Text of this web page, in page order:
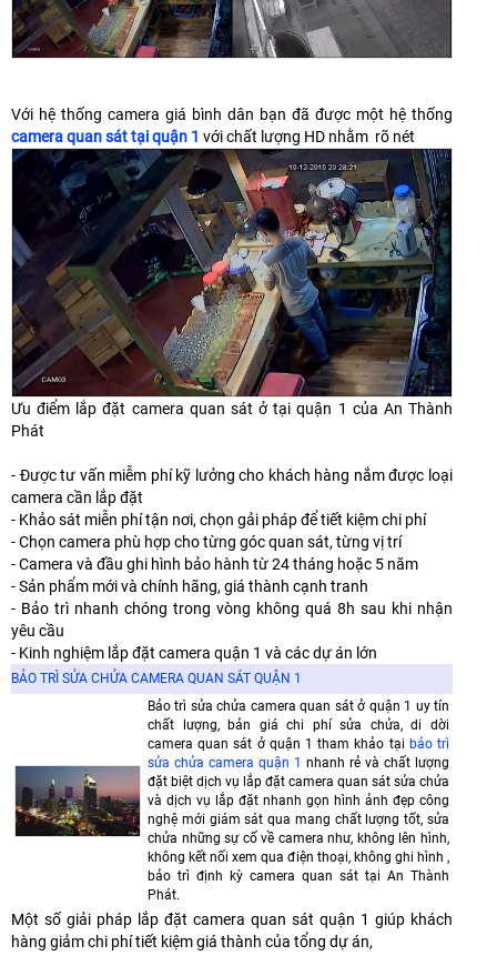
Với hệ thống camera giá bình dân bạn đã được một hệ thống
camera quan sát tại quận 1 với chất lượng HD nhằm rõ nét
Ưu điểm lắp đặt camera quan sát ở tại quận 1 của An Thành
Phát
- Được tư vấn miễm phí kỹ lưởng cho khách hàng nắm được loại
camera cần lắp đặt
- Khảo sát miễn phí tận nơi, chọn gải pháp để tiết kiệm chi phí
- Chọn camera phù hợp cho từng góc quan sát, từng vị trí
- Camera và đầu ghi hình bảo hành từ 24 tháng hoặc 5 năm
- Sản phẩm mới và chính hãng, giá thành cạnh tranh
- Bảo trì nhanh chóng trong vòng không quá 8h sau khi nhận
yêu cầu
- Kinh nghiệm lắp đặt camera quận 1 và các dự án lớn
BẢO TRÌ SỬA CHỬA CAMERA QUAN SÁT QUẬN 1
Bảo trì sửa chửa camera quan sát ở quận 1 uy tín
chất lượng, bản giá chi phí sửa chửa, di dời
camera quan sát ở quận 1 tham khảo tại bảo trì
sửa chửa camera quận 1 nhanh rẻ và chất lượng
đặt biệt dịch vụ lắp đặt camera quan sát sửa chửa
và dịch vụ lắp đặt nhanh gọn hình ảnh đẹp công
nghệ mới giám sát qua mang chất lượng tốt, sửa
chửa những sự cố về camera như, không lên hình,
không kết nối xem qua điện thoại, không ghi hình ,
bảo trì định kỳ camera quan sát tại An Thành
Phát.
Một số giải pháp lắp đặt camera quan sát quận 1 giúp khách
hàng giảm chi phí tiết kiệm giá thành của tổng dự án,